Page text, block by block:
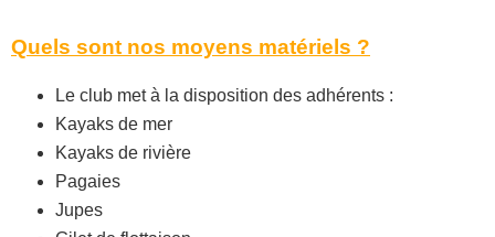
Quels sont nos moyens matériels ?
Le club met à la disposition des adhérents :
Kayaks de mer
Kayaks de rivière
Pagaies
Jupes